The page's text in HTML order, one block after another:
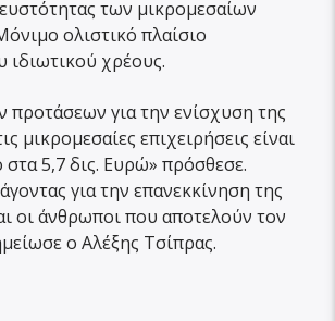
των μικρομεσαίων
ολιστικό πλαίσιο
ιδιωτικού χρέους.
για την ενίσχυση της
μικρομεσαίες επιχειρήσεις είναι
5,7 δις. Ευρώ» πρόσθεσε.
για την επανεκκίνηση της
οι άνθρωποι που αποτελούν τον
ο Αλέξης Τσίπρας.